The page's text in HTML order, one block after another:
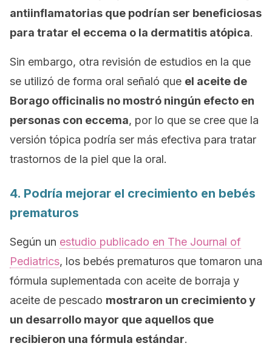
antiinflamatorias que podrían ser beneficiosas
para tratar el eccema o la dermatitis atópica.
Sin embargo, otra revisión de estudios en la que
se utilizó de forma oral señaló que el aceite de
Borago officinalis no mostró ningún efecto en
personas con eccema, por lo que se cree que la
versión tópica podría ser más efectiva para tratar
trastornos de la piel que la oral.
4. Podría mejorar el crecimiento en bebés
prematuros
Según un estudio publicado en The Journal of
Pediatrics, los bebés prematuros que tomaron una
fórmula suplementada con aceite de borraja y
aceite de pescado mostraron un crecimiento y
un desarrollo mayor que aquellos que
recibieron una fórmula estándar.